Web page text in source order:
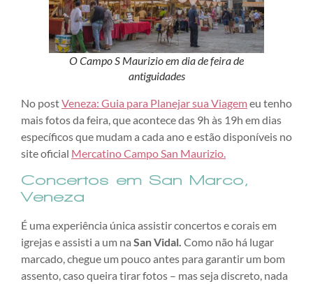
O Campo S Maurizio em dia de feira de
antiguidades
No postVeneza: Guia para Planejar sua Viagemeu tenho
mais fotos da feira, que acontece das 9h às 19h em dias
específicos que mudam a cada ano e estão disponíveis no
site oficial Mercatino Campo San Maurizio.
Concertos em San Marco,
Veneza
É uma experiência única assistir concertos e corais em
igrejas e assisti a um na San Vidal. Como não há lugar
marcado, chegue um pouco antes para garantir um bom
assento, caso queira tirar fotos – mas seja discreto, nada